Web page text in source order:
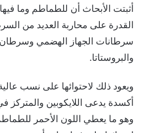
أثبتت الأبحاث أن للطماطم وما
القدرة على محاربة العديد من
سرطانات الجهاز الهضمي وسرطان
والبروستاتا.
ويعود ذلك لاحتوائها على نسب
أكسدة يدعى اللايكوبين
وهو ما يعطي اللون الأحمر